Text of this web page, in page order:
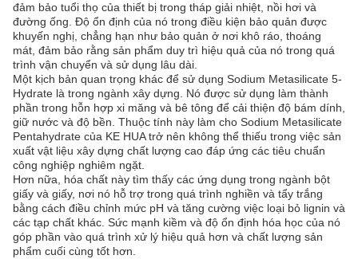
đảm bảo tuổi thọ của thiết bị trong tháp giải nhiệt, nồi hơi và
đường ống. Độ ổn định của nó trong điều kiện bảo quản được
khuyến nghị, chẳng hạn như bảo quản ở nơi khô ráo, thoáng
mát, đảm bảo rằng sản phẩm duy trì hiệu quả của nó trong quá
trình vận chuyển và sử dụng lâu dài.
Một kịch bản quan trọng khác để sử dụng Sodium Metasilicate 5-
Hydrate là trong ngành xây dựng. Nó được sử dụng làm thành
phần trong hỗn hợp xi măng và bê tông để cải thiện độ bám dính,
giữ nước và độ bền. Thuộc tính này làm cho Sodium Metasilicate
Pentahydrate của KE HUA trở nên không thể thiếu trong việc sản
xuất vật liệu xây dựng chất lượng cao đáp ứng các tiêu chuẩn
công nghiệp nghiêm ngặt.
Hơn nữa, hóa chất này tìm thấy các ứng dụng trong ngành bột
giấy và giấy, nơi nó hỗ trợ trong quá trình nghiền và tẩy trắng
bằng cách điều chỉnh mức pH và tăng cường việc loại bỏ lignin và
các tạp chất khác. Sức mạnh kiềm và độ ổn định hóa học của nó
góp phần vào quá trình xử lý hiệu quả hơn và chất lượng sản
phẩm cuối cùng tốt hơn.